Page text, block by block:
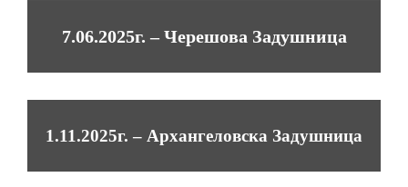
7.06.2025г. – Черешова Задушница
1.11.2025г. – Архангеловска Задушница